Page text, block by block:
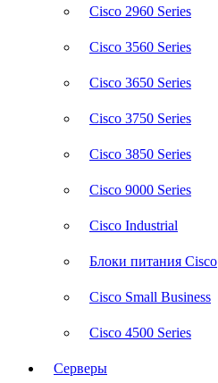
Cisco 2960 Series
Cisco 3560 Series
Cisco 3650 Series
Cisco 3750 Series
Cisco 3850 Series
Cisco 9000 Series
Cisco Industrial
Блоки питания Cisco
Cisco Small Business
Cisco 4500 Series
Серверы